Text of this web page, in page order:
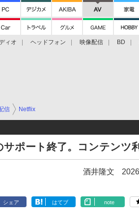
ィオ ヘッドフォン 映像配信 BD
信 Netflix
ポート終了。コンテンツ
酒井隆文
シェア はてブ note